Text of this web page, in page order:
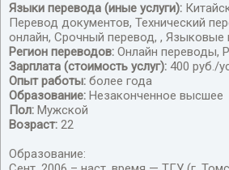
Языки перевода (иные услуги):
Перевод документов, Технический
онлайн, Срочный перевод, , Языковые
Регион переводов: Онлайн переводы,
Зарплата (стоимость услуг): 400 руб./
Опыт работы: более года
Образование: Незаконченное высшее
Пол: Мужской
Возраст: 22
Образование: